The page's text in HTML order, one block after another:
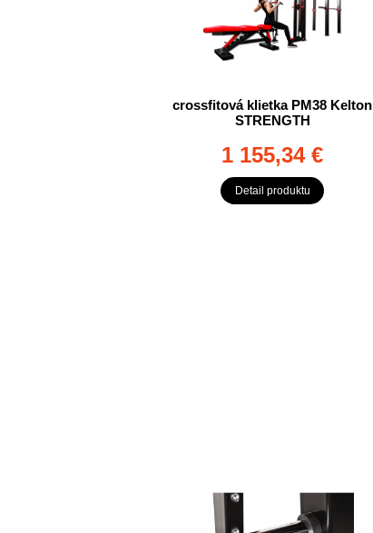
crossfitová klietka PM38 Kelton
STRENGTH
1 155,34 €
Detail produktu